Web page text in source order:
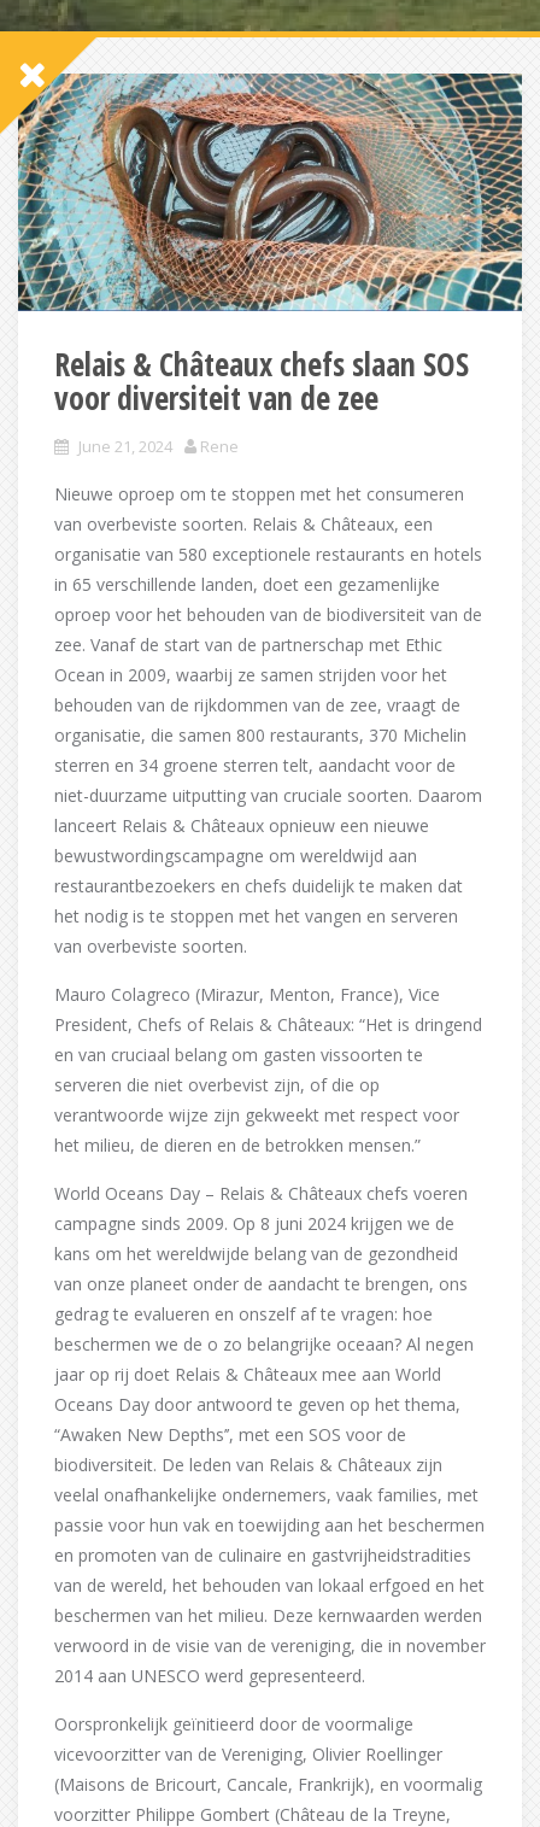
Relais & Châteaux chefs slaan SOS
voor diversiteit van de zee
June 21, 2024 Rene
Nieuwe oproep om te stoppen met het consumeren
van overbeviste soorten. Relais & Châteaux, een
organisatie van 580 exceptionele restaurants en hotels
in 65 verschillende landen, doet een gezamenlijke
oproep voor het behouden van de biodiversiteit van de
zee. Vanaf de start van de partnerschap met Ethic
Ocean in 2009, waarbij ze samen strijden voor het
behouden van de rijkdommen van de zee, vraagt de
organisatie, die samen 800 restaurants, 370 Michelin
sterren en 34 groene sterren telt, aandacht voor de
niet-duurzame uitputting van cruciale soorten. Daarom
lanceert Relais & Châteaux opnieuw een nieuwe
bewustwordingscampagne om wereldwijd aan
restaurantbezoekers en chefs duidelijk te maken dat
het nodig is te stoppen met het vangen en serveren
van overbeviste soorten.
Mauro Colagreco (Mirazur, Menton, France), Vice
President, Chefs of Relais & Châteaux: “Het is dringend
en van cruciaal belang om gasten vissoorten te
serveren die niet overbevist zijn, of die op
verantwoorde wijze zijn gekweekt met respect voor
het milieu, de dieren en de betrokken mensen.”
World Oceans Day – Relais & Châteaux chefs voeren
campagne sinds 2009. Op 8 juni 2024 krijgen we de
kans om het wereldwijde belang van de gezondheid
van onze planeet onder de aandacht te brengen, ons
gedrag te evalueren en onszelf af te vragen: hoe
beschermen we de o zo belangrijke oceaan? Al negen
jaar op rij doet Relais & Châteaux mee aan World
Oceans Day door antwoord te geven op het thema,
“Awaken New Depths’’, met een SOS voor de
biodiversiteit. De leden van Relais & Châteaux zijn
veelal onafhankelijke ondernemers, vaak families, met
passie voor hun vak en toewijding aan het beschermen
en promoten van de culinaire en gastvrijheidstradities
van de wereld, het behouden van lokaal erfgoed en het
beschermen van het milieu. Deze kernwaarden werden
verwoord in de visie van de vereniging, die in november
2014 aan UNESCO werd gepresenteerd.
Oorspronkelijk geïnitieerd door de voormalige
vicevoorzitter van de Vereniging, Olivier Roellinger
(Maisons de Bricourt, Cancale, Frankrijk), en voormalig
voorzitter Philippe Gombert (Château de la Treyne,